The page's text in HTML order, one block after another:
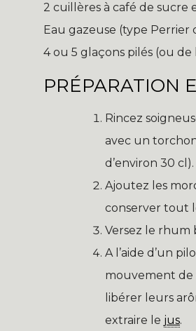
2 cuillères à café de
Eau gazeuse (type Perrier
4 ou 5 glaçons pilés (ou de
PRÉPARATION
Rincez
avec un
d’environ 30 cl).
Ajoutez les
conserver tout
Versez le rhum
A l’aide d’un
mouvement de
libérer leurs
extraire le jus.